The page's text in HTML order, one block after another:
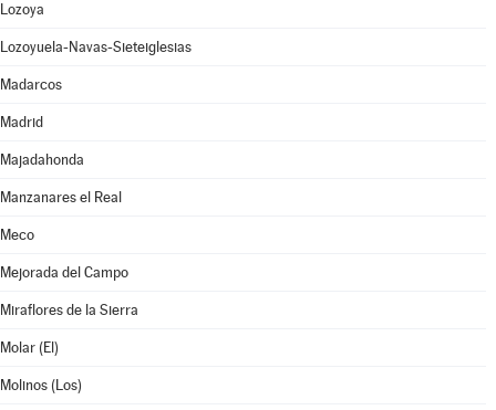
Lozoya
Lozoyuela-Navas-Sieteiglesias
Madarcos
Madrid
Majadahonda
Manzanares el Real
Meco
Mejorada del Campo
Miraflores de la Sierra
Molar (El)
Molinos (Los)